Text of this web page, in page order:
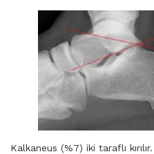
Kalkaneus (%7) iki taraflı